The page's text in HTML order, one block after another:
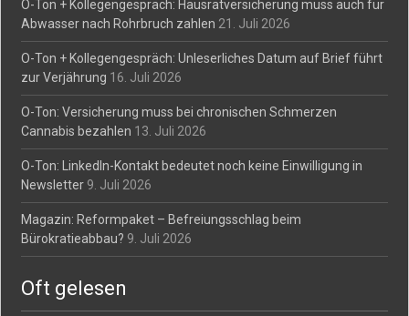
O-Ton + Kollegengespräch: Hausratversicherung muss auch für
Abwasser nach Rohrbruch zahlen 21. Juli 2026
O-Ton + Kollegengespräch: Unleserliches Datum auf Brief führt
zur Verjährung 16. Juli 2026
O-Ton: Versicherung muss bei chronischen Schmerzen
Cannabis bezahlen 13. Juli 2026
O-Ton: LinkedIn-Kontakt bedeutet noch keine Einwilligung in
Newsletter 9. Juli 2026
Magazin: Reformpaket – Befreiungsschlag beim
Bürokratieabbau? 9. Juli 2026
Oft gelesen